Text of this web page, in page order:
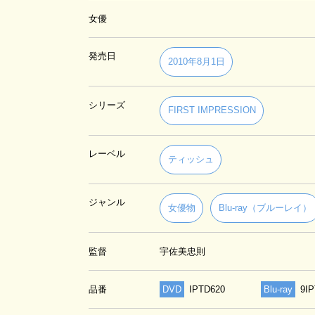
女優
発売日
2010年8月1日
シリーズ
FIRST IMPRESSION
レーベル
ティッシュ
ジャンル
女優物 Blu-ray（ブルーレイ）
監督 宇佐美忠則
品番 DVD IPTD620 Blu-ray